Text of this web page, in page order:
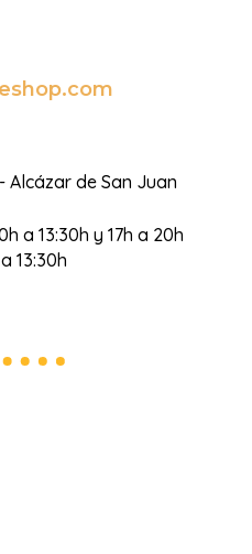
Alcázar de San Juan
a 13:30h y 17h a 20h
13:30h